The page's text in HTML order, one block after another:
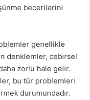
becerilerini
genellikle
denklemler, cebirsel
zorlu hale gelir.
bu tür problemleri
durumundadır.